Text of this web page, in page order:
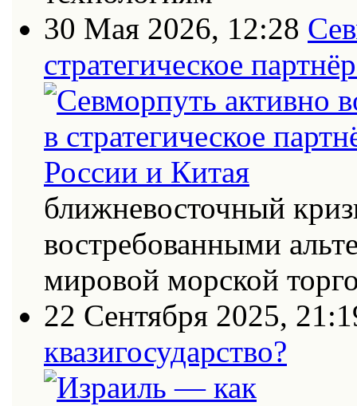
30 Мая 2026, 12:28
стратегическое
ближневосточный
востребованными
мировой морской
22 Сентября 2025,
квазигосударство?